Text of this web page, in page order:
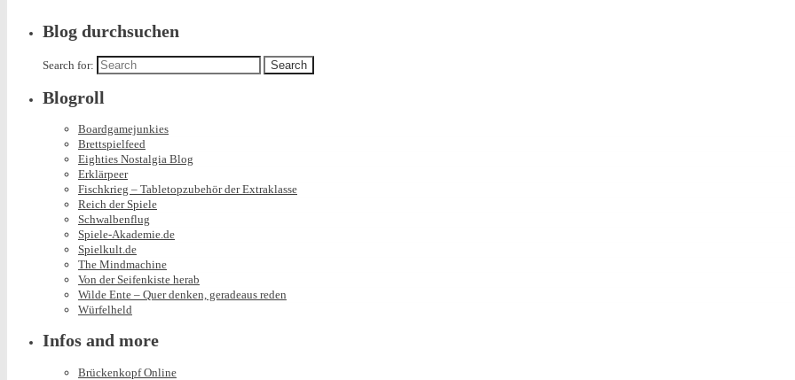
Blog durchsuchen
Search for:
Blogroll
Boardgamejunkies
Brettspielfeed
Eighties Nostalgia Blog
Erklärpeer
Fischkrieg – Tabletopzubehör der Extraklasse
Reich der Spiele
Schwalbenflug
Spiele-Akademie.de
Spielkult.de
The Mindmachine
Von der Seifenkiste herab
Wilde Ente – Quer denken, geradeaus reden
Würfelheld
Infos and more
Brückenkopf Online